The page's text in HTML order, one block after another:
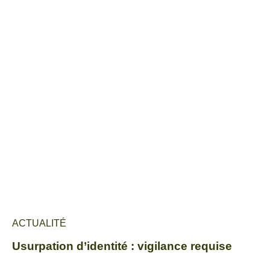
ACTUALITÉ
Usurpation d’identité : vigilance requise